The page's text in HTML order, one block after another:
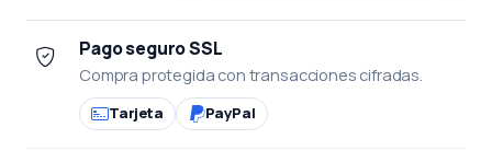
Pago seguro SSL
Compra protegida con transacciones cifradas.
Tarjeta PayPal